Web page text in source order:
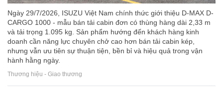
Ngày 29/7/2026, ISUZU Việt Nam chính thức giới thiệu D-MAX D-
CARGO 1000 - mẫu bán tải cabin đơn có thùng hàng dài 2,33 m
và tải trọng 1.095 kg. Sản phẩm hướng đến khách hàng kinh
doanh cần năng lực chuyên chở cao hơn bán tải cabin kép,
nhưng vẫn ưu tiên sự thuận tiện, bền bỉ và hiệu quả trong vận
hành hằng ngày.
Thương hiệu - Giao thương